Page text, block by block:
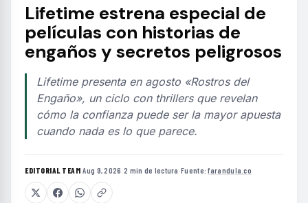
Lifetime estrena especial de
películas con historias de
engaños y secretos peligrosos
Lifetime presenta en agosto «Rostros del
Engaño», un ciclo con thrillers que revelan
cómo la confianza puede ser la mayor apuesta
cuando nada es lo que parece.
EDITORIAL TEAM·Aug 9, 2026 ·2 min de lectura ·Fuente:farandula.co